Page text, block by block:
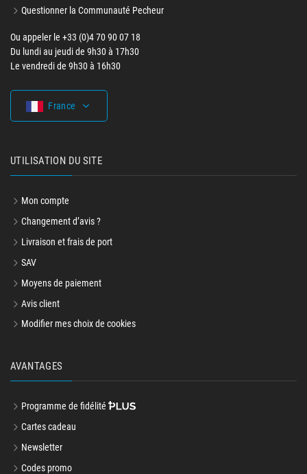
Questionner la Communauté Pecheur
Ou appeler le +33 (0)4 70 90 07 18
Du lundi au jeudi de 9h30 à 17h30
Le vendredi de 9h30 à 16h30
France
UTILISATION DU SITE
Mon compte
Changement d’avis ?
Livraison et frais de port
SAV
Moyens de paiement
Avis client
Modifier mes choix de cookies
AVANTAGES
Programme de fidélité
Cartes cadeau
Newsletter
Codes promo